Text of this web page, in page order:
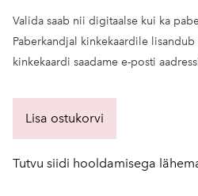
Valida saab nii digitaalse kui ka
Paberkandjal kinkekaardile
kinkekaardi saadame e-posti
Lisa ostukorvi
Tutvu siidi hooldamisega